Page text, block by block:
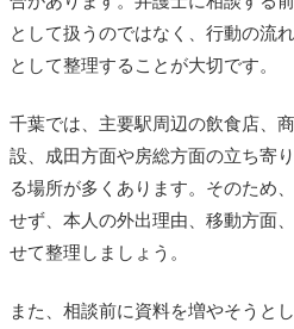
として扱うのではなく、行動の流
として整理することが大切です。
千葉では、主要駅周辺の飲食店、
設、成田方面や房総方面の立ち寄
る場所が多くあります。そのため
せず、本人の外出理由、移動方面
せて整理しましょう。
また、相談前に資料を増やそうと